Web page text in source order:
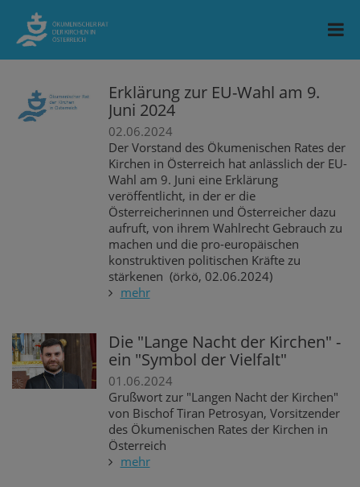
Erklärung zur EU-Wahl am 9.
Juni 2024
02.06.2024
Der Vorstand des Ökumenischen Rates der
Kirchen in Österreich hat anlässlich der EU-
Wahl am 9. Juni eine Erklärung
veröffentlicht, in der er die
Österreicherinnen und Österreicher dazu
aufruft, von ihrem Wahlrecht Gebrauch zu
machen und die pro-europäischen
konstruktiven politischen Kräfte zu
stärkenen (örkö, 02.06.2024)
mehr
Die "Lange Nacht der Kirchen" -
ein "Symbol der Vielfalt"
01.06.2024
Grußwort zur "Langen Nacht der Kirchen"
von Bischof Tiran Petrosyan, Vorsitzender
des Ökumenischen Rates der Kirchen in
Österreich
mehr